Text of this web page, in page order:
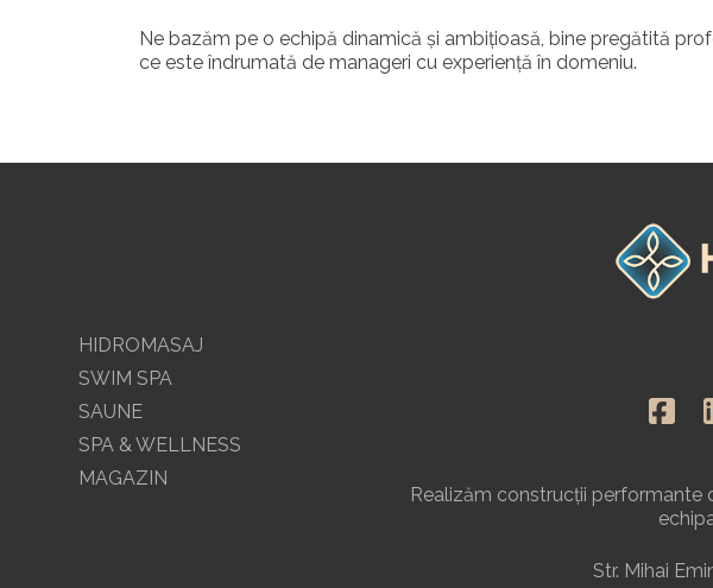
Ne bazăm pe o echipă dinamică și ambițioasă, bine pregătită
ce este îndrumată de manageri cu experiență în domeniu.
HIDROMASAJ
SWIM SPA
SAUNE
SPA & WELLNESS
MAGAZIN
Realizăm construcții performante
Str. Mihai